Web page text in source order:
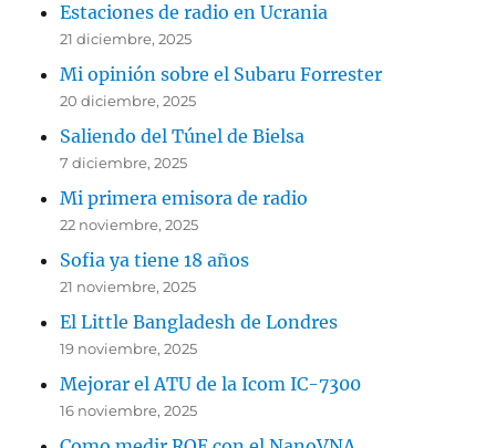
Estaciones de radio en Ucrania
21 diciembre, 2025
Mi opinión sobre el Subaru Forrester
20 diciembre, 2025
Saliendo del Túnel de Bielsa
7 diciembre, 2025
Mi primera emisora de radio
22 noviembre, 2025
Sofia ya tiene 18 años
21 noviembre, 2025
El Little Bangladesh de Londres
19 noviembre, 2025
Mejorar el ATU de la Icom IC-7300
16 noviembre, 2025